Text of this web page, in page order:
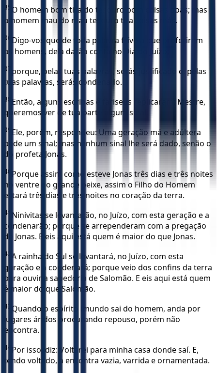
35 O homem bom tira do tesouro bom coisas boas; mas
o homem mau do mau tesouro tira coisas más.
36 Digo-vos que de toda palavra frívola que proferirem
os homens, dela darão conta no Dia do Juízo;
37 porque, pelas tuas palavras, serás justificado e, pelas
tuas palavras, serás condenado.
38 Então, alguns escribas e fariseus replicaram: Mestre,
queremos ver de tua parte algum sinal.
39 Ele, porém, respondeu: Uma geração má e adúltera
pede um sinal; mas nenhum sinal lhe será dado, senão o
do profeta Jonas.
40 Porque assim como esteve Jonas três dias e três noites
no ventre do grande peixe, assim o Filho do Homem
estará três dias e três noites no coração da terra.
41 Ninivitas se levantarão, no Juízo, com esta geração e a
condenarão; porque se arrependeram com a pregação
de Jonas. E eis aqui está quem é maior do que Jonas.
42 A rainha do Sul se levantará, no Juízo, com esta
geração e a condenará; porque veio dos confins da terra
para ouvir a sabedoria de Salomão. E eis aqui está quem
é maior do que Salomão.
43 Quando o espírito imundo sai do homem, anda por
lugares áridos procurando repouso, porém não
encontra.
44 Por isso, diz: Voltarei para minha casa donde saí. E,
tendo voltado, a encontra vazia, varrida e ornamentada.